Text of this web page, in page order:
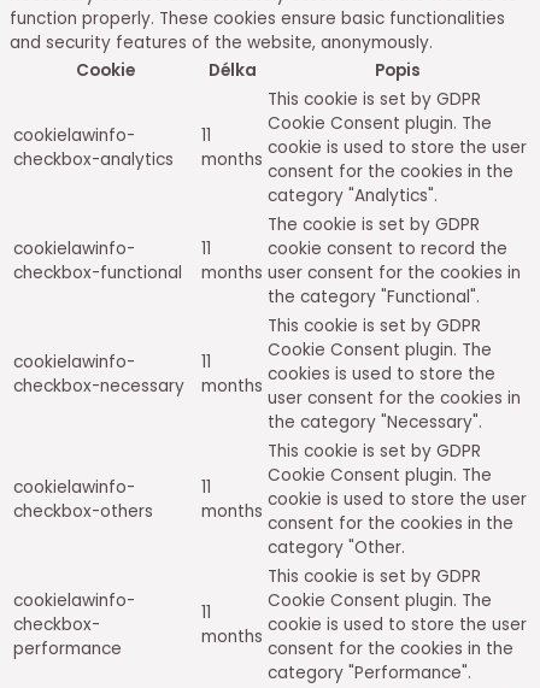
function properly. These cookies ensure basic functionalities
and security features of the website, anonymously.
Cookie
Délka Popis
cookielawinfo-
checkbox-analytics
11
months
This cookie is set by GDPR
Cookie Consent plugin. The
cookie is used to store the user
consent for the cookies in the
category "Analytics".
cookielawinfo-
checkbox-functional
11
months
The cookie is set by GDPR
cookie consent to record the
user consent for the cookies in
the category "Functional".
cookielawinfo-
checkbox-necessary
11
months
This cookie is set by GDPR
Cookie Consent plugin. The
cookies is used to store the
user consent for the cookies in
the category "Necessary".
cookielawinfo-
checkbox-others
11
months
This cookie is set by GDPR
Cookie Consent plugin. The
cookie is used to store the user
consent for the cookies in the
category "Other.
cookielawinfo-
checkbox-
performance
11
months
This cookie is set by GDPR
Cookie Consent plugin. The
cookie is used to store the user
consent for the cookies in the
category "Performance".